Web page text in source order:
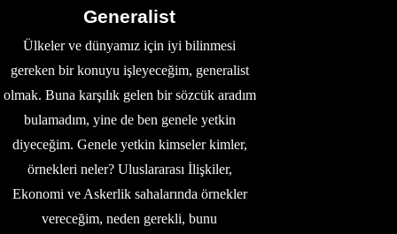
Generalist
Ülkeler ve dünyamız için iyi bilinmesi
gereken bir konuyu işleyeceğim, generalist
olmak. Buna karşılık gelen bir sözcük aradım
bulamadım, yine de ben genele yetkin
diyeceğim. Genele yetkin kimseler kimler,
örnekleri neler? Uluslararası İlişkiler,
Ekonomi ve Askerlik sahalarında örnekler
vereceğim, neden gerekli, bunu